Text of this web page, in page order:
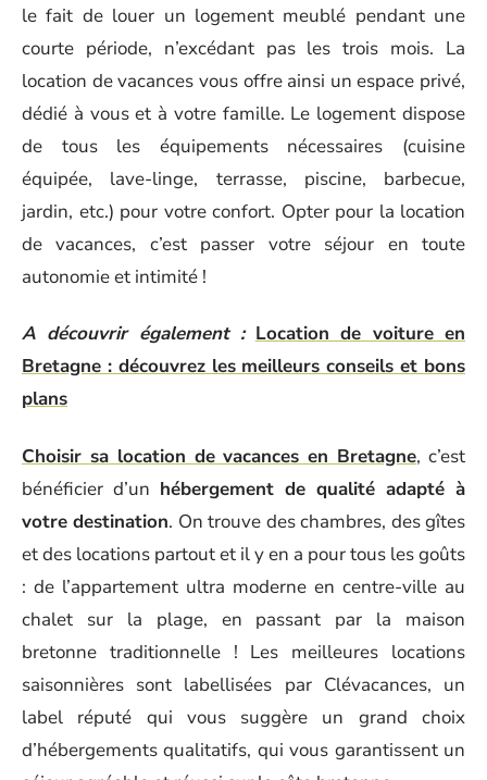
le fait de louer un logement meublé pendant une
courte période, n’excédant pas les trois mois. La
location de vacances vous offre ainsi un espace privé,
dédié à vous et à votre famille. Le logement dispose
de tous les équipements nécessaires (cuisine
équipée, lave-linge, terrasse, piscine, barbecue,
jardin, etc.) pour votre confort. Opter pour la location
de vacances, c’est passer votre séjour en toute
autonomie et intimité !
A découvrir également : Location de voiture en
Bretagne : découvrez les meilleurs conseils et bons
plans
Choisir sa location de vacances en Bretagne, c’est
bénéficier d’un hébergement de qualité adapté à
votre destination. On trouve des chambres, des gîtes
et des locations partout et il y en a pour tous les goûts
: de l’appartement ultra moderne en centre-ville au
chalet sur la plage, en passant par la maison
bretonne traditionnelle ! Les meilleures locations
saisonnières sont labellisées par Clévacances, un
label réputé qui vous suggère un grand choix
d’hébergements qualitatifs, qui vous garantissent un